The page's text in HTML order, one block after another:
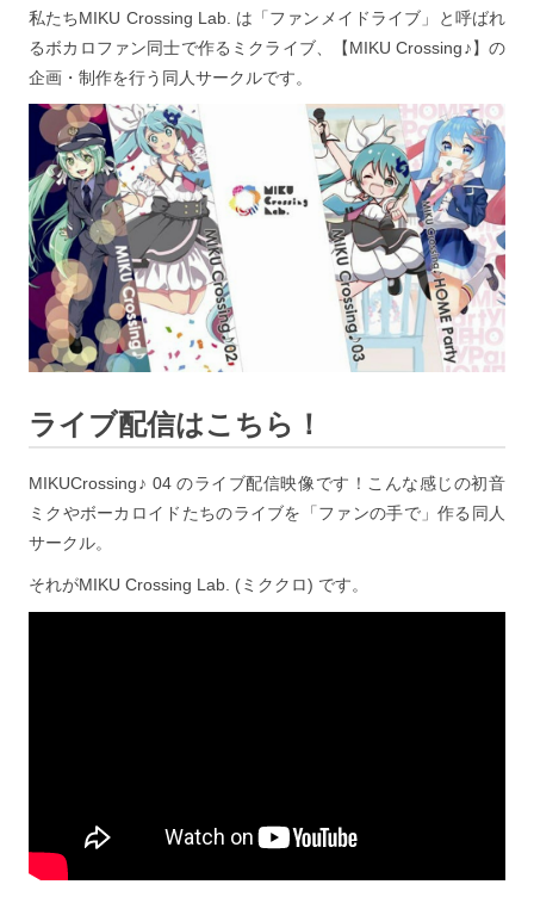
私たちMIKU Crossing Lab. は「ファンメイドライブ」と呼ばれ
るボカロファン同士で作るミクライブ、【MIKU Crossing♪】の
企画・制作を行う同人サークルです。
ライブ配信はこちら！
MIKUCrossing♪ 04 のライブ配信映像です！こんな感じの初音
ミクやボーカロイドたちのライブを「ファンの手で」作る同人
サークル。
それがMIKU Crossing Lab. (ミククロ) です。